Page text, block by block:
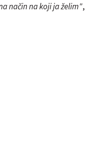
način na koji ja želim",